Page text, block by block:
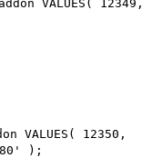
VALUES ( 12349 ,
VALUES ( 12350 ,
);